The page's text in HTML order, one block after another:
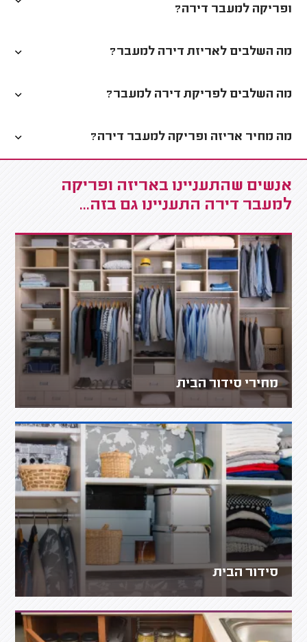
ופריקה למעבר דירה?
מה השלבים לאריזת דירה למעבר?
מה השלבים לפריקת דירה למעבר?
מה מחיר אריזה ופריקה למעבר דירה?
אנשים שהתעניינו באריזה ופריקה
למעבר דירה התעניינו גם בזה...
מחירי סידור הבית
סידור הבית